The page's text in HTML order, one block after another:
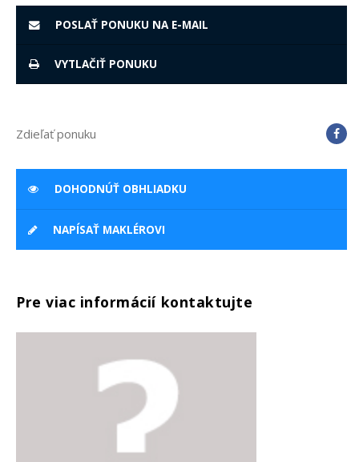
POSLAŤ PONUKU NA E-MAIL
VYTLAČIŤ PONUKU
Zdieľať ponuku
DOHODNÚŤ OBHLIADKU
NAPÍSAŤ MAKLÉROVI
Pre viac informácií kontaktujte